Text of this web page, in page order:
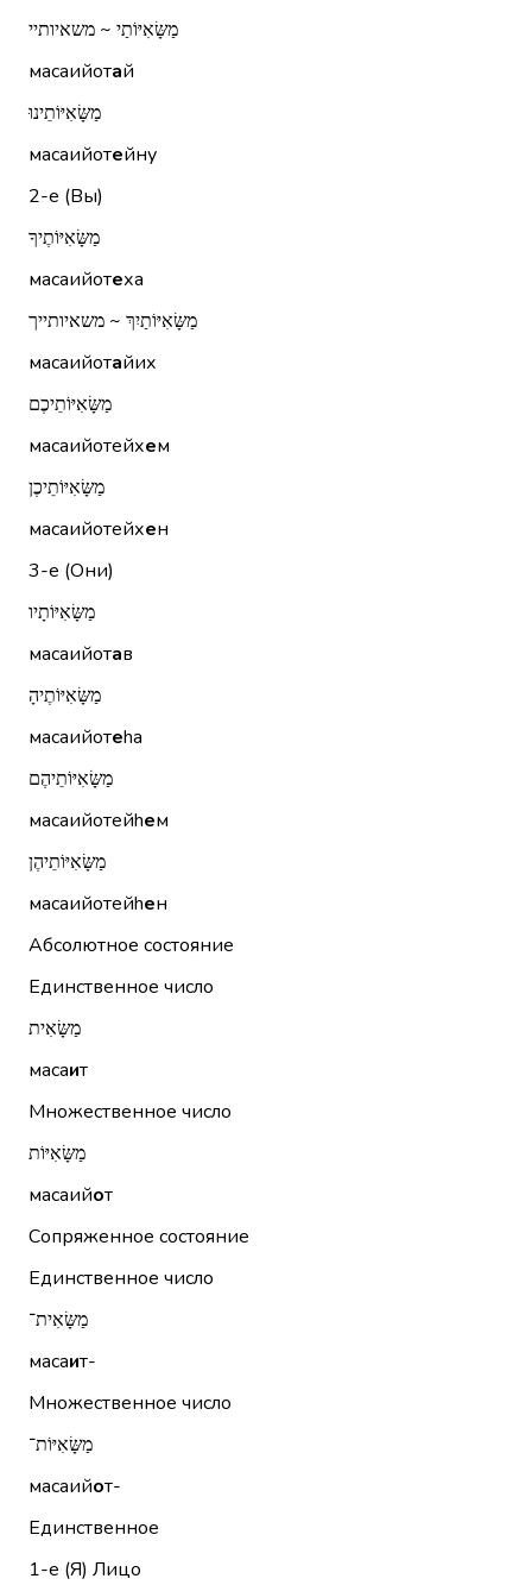
מַשָּׂאִיּוֹתַי ~ משאיותיי
масаийотай
מַשָּׂאִיּוֹתֵינוּ
масаийотейну
2-е (Вы)
מַשָּׂאִיּוֹתֶיךָ
масаийотеха
מַשָּׂאִיּוֹתַיִךְ ~ משאיותייך
масаийотайих
מַשָּׂאִיּוֹתֵיכֶם
масаийотейхем
מַשָּׂאִיּוֹתֵיכֶן
масаийотейхен
3-е (Они)
מַשָּׂאִיּוֹתָיו
масаийотав
מַשָּׂאִיּוֹתֶיהָ
масаийотеhа
מַשָּׂאִיּוֹתֵיהֶם
масаийотейhем
מַשָּׂאִיּוֹתֵיהֶן
масаийотейhен
Абсолютное состояние
Единственное число
מַשָּׂאִית
масаит
Множественное число
מַשָּׂאִיּוֹת
масаийот
Сопряженное состояние
Единственное число
מַשָּׂאִית־
масаит-
Множественное число
מַשָּׂאִיּוֹת־
масаийот-
Единственное
1-е (Я) Лицо